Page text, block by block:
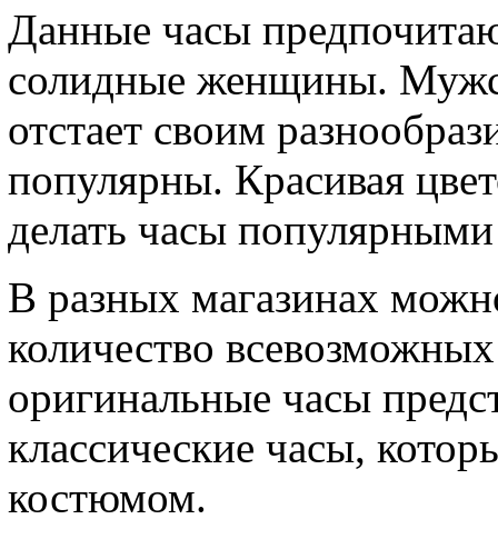
Данные часы
солидные женщины.
отстает своим
популярны. Красивая
делать часы
В разных магазинах
количество
оригинальные часы
классические часы,
костюмом.